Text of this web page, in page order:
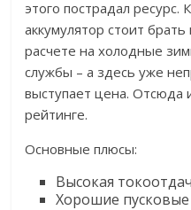
этого пострадал ресурс.
аккумулятор стоит
расчете на холодные
службы – а здесь уже
выступает цена. Отсюда
рейтинге.
Основные плюсы:
Высокая
Хорошие